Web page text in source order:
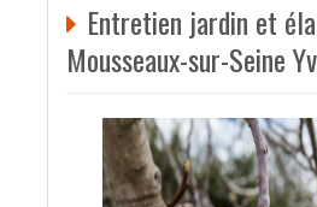
Entretien jardin et
Mousseaux-sur-Seine